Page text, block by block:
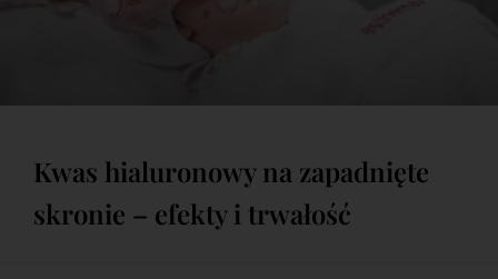
Kwas hialuronowy na zapadnięte
skronie – efekty i trwałość